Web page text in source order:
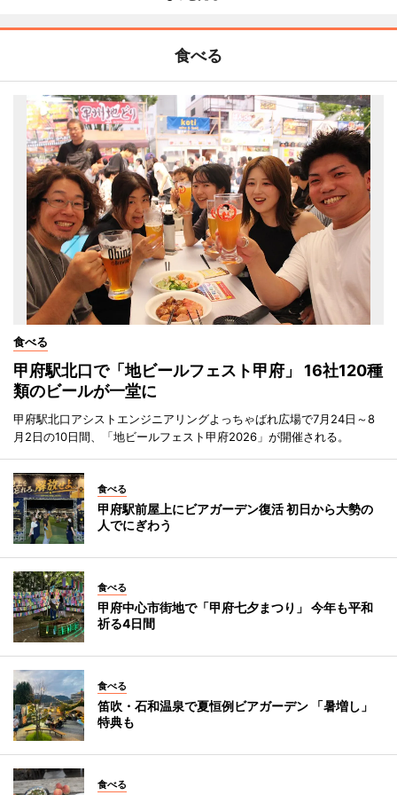
食べる
食べる
甲府駅北口で「地ビールフェスト甲府」 16社120種
類のビールが一堂に
甲府駅北口アシストエンジニアリングよっちゃばれ広場で7月24日～8
月2日の10日間、「地ビールフェスト甲府2026」が開催される。
食べる
甲府駅前屋上にビアガーデン復活 初日から大勢の
人でにぎわう
食べる
甲府中心市街地で「甲府七夕まつり」 今年も平和
祈る4日間
食べる
笛吹・石和温泉で夏恒例ビアガーデン 「暑増し」
特典も
食べる